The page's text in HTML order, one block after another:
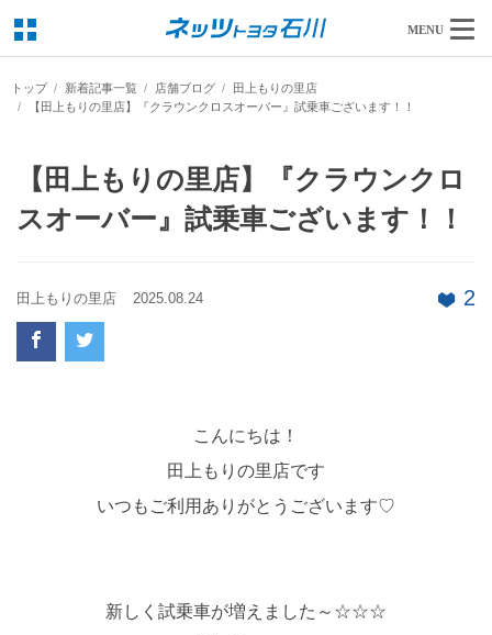
MENU
トップ 新着記事一覧 店舗ブログ
田上もりの里店
【田上もりの里店】『クラウンクロスオーバー』試乗車ございます！！
【田上もりの里店】『クラウンクロ
スオーバー』試乗車ございます！！
田上もりの里店 2025.08.24 2
こんにちは！
田上もりの里店です
いつもご利用ありがとうございます♡
新しく試乗車が増えました～☆☆☆